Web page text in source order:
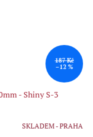
187 Kč
–12 %
- Shiny S-3
SKLADEM - PRAHA